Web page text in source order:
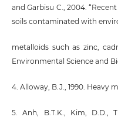
and Garbisu C., 2004.
soils contaminated with
metalloids such as zinc,
Environmental Science and
4. Alloway, B.J., 1990. Heavy
5. Anh, B.T.K., Kim, D.D.,